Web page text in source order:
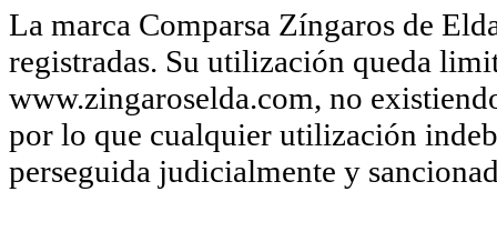
La marca Comparsa Zíngaros de
registradas. Su utilización queda
www.zingaroselda.com, no
por lo que cualquier utilización
perseguida judicialmente y